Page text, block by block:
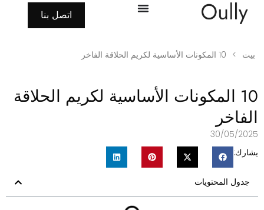
اتصل بنا
بيت > 10 المكونات الأساسية لكريم الحلاقة الفاخر
10 المكونات الأساسية لكريم الحلاقة
30/05/
جدول المحتويات